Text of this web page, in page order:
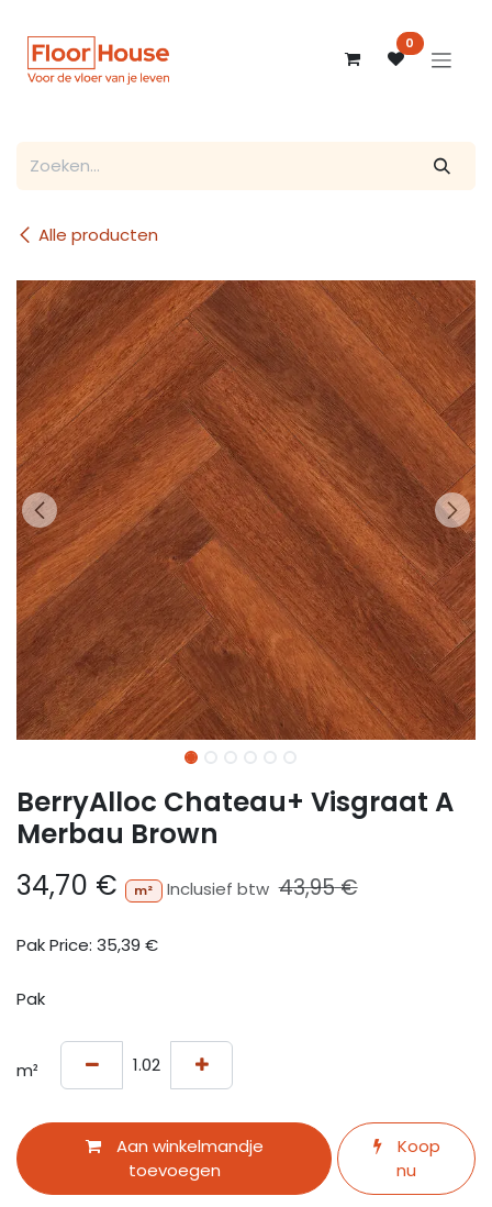
0
Alle producten
BerryAlloc Chateau+ Visgraat A
Merbau Brown
34,70 € m² Inclusief btw 43,95€
Pak Price: 35,39 €
Pak
m²
Aan winkelmandje
toevoegen
Koop
nu